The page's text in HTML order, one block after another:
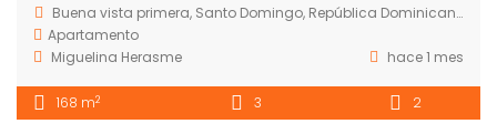
Buena vista primera, Santo Domingo, República Dominicana
Apartamento
Miguelina Herasme
hace 1 mes
168 m2 3 2